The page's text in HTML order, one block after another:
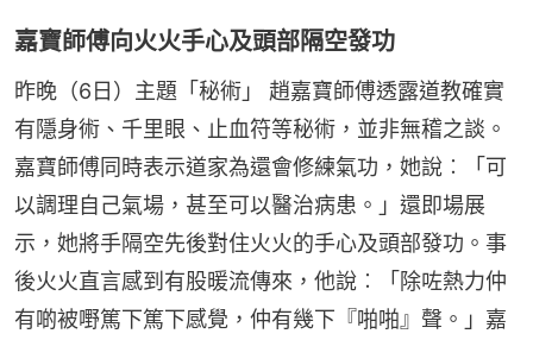
嘉寶師傅向火火手心及頭部隔空發功
昨晚（6日）主題「秘術」 趙嘉寶師傅透露道教確實
有隱身術、千里眼、止血符等秘術，並非無稽之談。
嘉寶師傅同時表示道家為還會修練氣功，她說︰「可
以調理自己氣場，甚至可以醫治病患。」還即場展
示，她將手隔空先後對住火火的手心及頭部發功。事
後火火直言感到有股暖流傳來，他說︰「除咗熱力仲
有啲被嘢篤下篤下感覺，仲有幾下『啪啪』聲。」嘉